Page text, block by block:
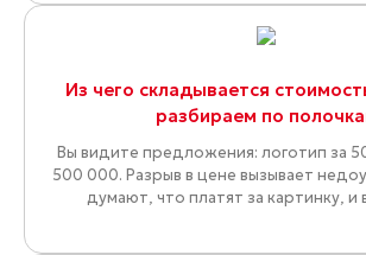
Из чего складывается
разбираем по
Вы видите предложения: логотип за
500 000. Разрыв в цене вызывает
думают, что платят за картинку, и